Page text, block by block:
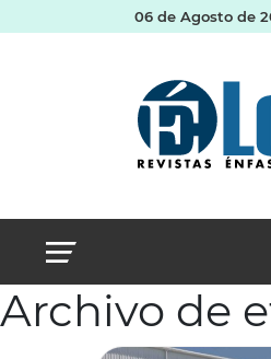
06 de Agosto de
Archivo de